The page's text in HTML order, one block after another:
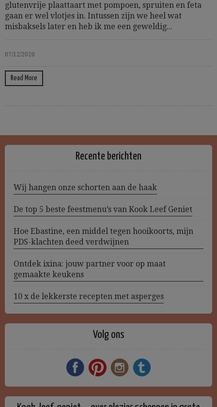
glutenvrije plaattaart met pompoen, spruiten en feta
gaan er wel vlotjes in. Intussen zijn we heel wat
misbaksels later en heb ik me een geweldig...
07/12/2020
Read More
Recente berichten
Wij hangen onze schorten aan de haak
De top 5 beste feestmenu’s van Kook Leef Geniet
Hoe Ebastine, een middel tegen hooikoorts, mijn
PDS-klachten deed verdwijnen
Ontdek ixina: jouw partner voor op maat
gemaakte keukens
10 x de lekkerste recepten met asperges
Volg ons